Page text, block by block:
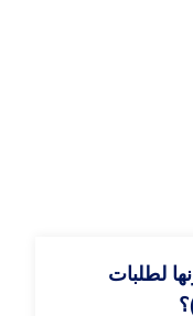
لطلبات